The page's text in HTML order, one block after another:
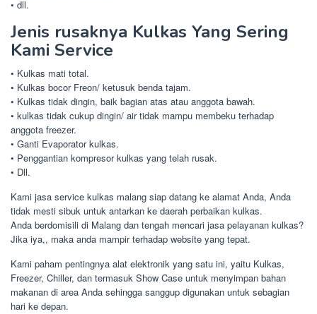
• dll.
Jenis rusaknya Kulkas Yang Sering
Kami Service
• Kulkas mati total.
• Kulkas bocor Freon/ ketusuk benda tajam.
• Kulkas tidak dingin, baik bagian atas atau anggota bawah.
• kulkas tidak cukup dingin/ air tidak mampu membeku terhadap
anggota freezer.
• Ganti Evaporator kulkas.
• Penggantian kompresor kulkas yang telah rusak.
• Dll.
Kami jasa service kulkas malang siap datang ke alamat Anda, Anda
tidak mesti sibuk untuk antarkan ke daerah perbaikan kulkas.
Anda berdomisili di Malang dan tengah mencari jasa pelayanan kulkas?
Jika iya,, maka anda mampir terhadap website yang tepat.
Kami paham pentingnya alat elektronik yang satu ini, yaitu Kulkas,
Freezer, Chiller, dan termasuk Show Case untuk menyimpan bahan
makanan di area Anda sehingga sanggup digunakan untuk sebagian
hari ke depan.